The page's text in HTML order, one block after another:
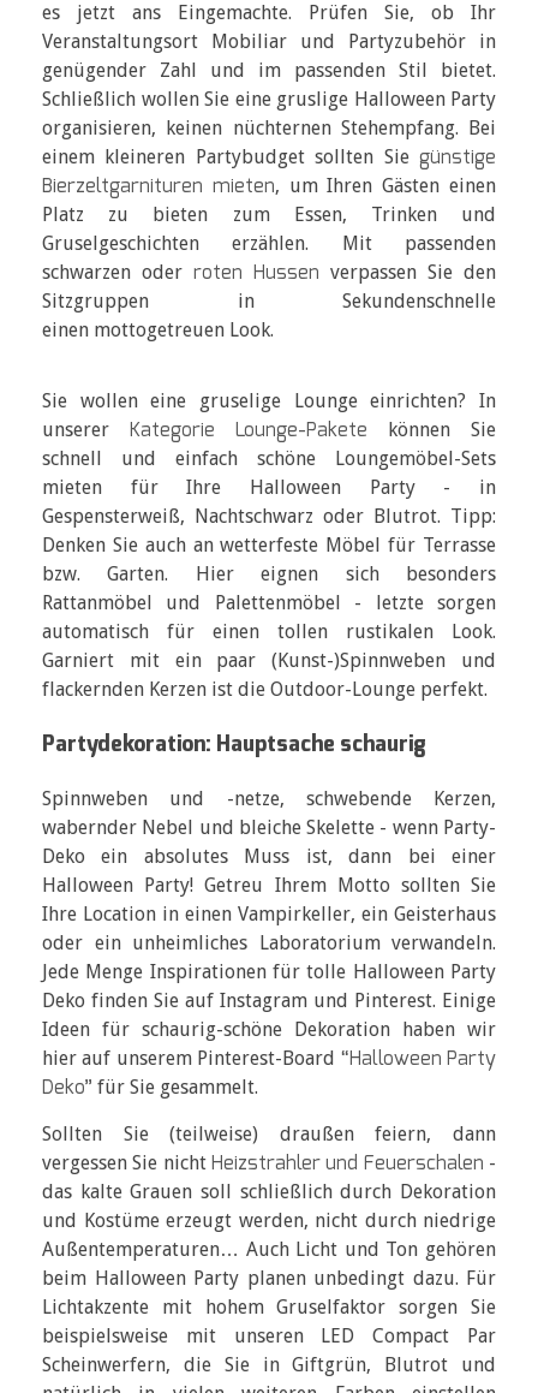
es jetzt ans Eingemachte. Prüfen Sie, ob Ihr
Veranstaltungsort Mobiliar und Partyzubehör in
genügender Zahl und im passenden Stil bietet.
Schließlich wollen Sie eine gruslige Halloween Party
organisieren, keinen nüchternen Stehempfang. Bei
einem kleineren Partybudget sollten Sie günstige
Bierzeltgarnituren mieten, um Ihren Gästen einen
Platz zu bieten zum Essen, Trinken und
Gruselgeschichten erzählen. Mit passenden
schwarzen oder roten Hussen verpassen Sie den
Sitzgruppen in Sekundenschnelle
einen mottogetreuen Look.
Sie wollen eine gruselige Lounge einrichten? In
unserer Kategorie Lounge-Pakete können Sie
schnell und einfach schöne Loungemöbel-Sets
mieten für Ihre Halloween Party - in
Gespensterweiß, Nachtschwarz oder Blutrot. Tipp:
Denken Sie auch an wetterfeste Möbel für Terrasse
bzw. Garten. Hier eignen sich besonders
Rattanmöbel und Palettenmöbel - letzte sorgen
automatisch für einen tollen rustikalen Look.
Garniert mit ein paar (Kunst-)Spinnweben und
flackernden Kerzen ist die Outdoor-Lounge perfekt.
Partydekoration: Hauptsache schaurig
Spinnweben und -netze, schwebende Kerzen,
wabernder Nebel und bleiche Skelette - wenn Party-
Deko ein absolutes Muss ist, dann bei einer
Halloween Party! Getreu Ihrem Motto sollten Sie
Ihre Location in einen Vampirkeller, ein Geisterhaus
oder ein unheimliches Laboratorium verwandeln.
Jede Menge Inspirationen für tolle Halloween Party
Deko finden Sie auf Instagram und Pinterest. Einige
Ideen für schaurig-schöne Dekoration haben wir
hier auf unserem Pinterest-Board “Halloween Party
Deko” für Sie gesammelt.
Sollten Sie (teilweise) draußen feiern, dann
vergessen Sie nicht Heizstrahler und Feuerschalen -
das kalte Grauen soll schließlich durch Dekoration
und Kostüme erzeugt werden, nicht durch niedrige
Außentemperaturen… Auch Licht und Ton gehören
beim Halloween Party planen unbedingt dazu. Für
Lichtakzente mit hohem Gruselfaktor sorgen Sie
beispielsweise mit unseren LED Compact Par
Scheinwerfern, die Sie in Giftgrün, Blutrot und